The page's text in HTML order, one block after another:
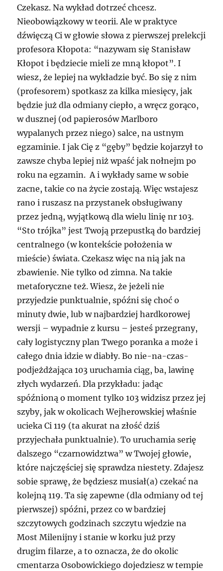
Czekasz. Na wykład dotrzeć chcesz.
Nieobowiązkowy w teorii. Ale w praktyce
dźwięczą Ci w głowie słowa z pierwszej prelekcji
profesora Kłopota: “nazywam się Stanisław
Kłopot i będziecie mieli ze mną kłopot”. I
wiesz, że lepiej na wykładzie być. Bo się z nim
(profesorem) spotkasz za kilka miesięcy, jak
będzie już dla odmiany ciepło, a wręcz gorąco,
w dusznej (od papierosów Marlboro
wypalanych przez niego) salce, na ustnym
egzaminie. I jak Cię z “gęby” będzie kojarzył to
zawsze chyba lepiej niż wpaść jak nołnejm po
roku na egzamin. A i wykłady same w sobie
zacne, takie co na życie zostają. Więc wstajesz
rano i ruszasz na przystanek obsługiwany
przez jedną, wyjątkową dla wielu linię nr 103.
“Sto trójka” jest Twoją przepustką do bardziej
centralnego (w kontekście położenia w
mieście) świata. Czekasz więc na nią jak na
zbawienie. Nie tylko od zimna. Na takie
metaforyczne też. Wiesz, że jeżeli nie
przyjedzie punktualnie, spóźni się choć o
minuty dwie, lub w najbardziej hardkorowej
wersji – wypadnie z kursu – jesteś przegrany,
cały logistyczny plan Twego poranka a może i
całego dnia idzie w diabły. Bo nie-na-czas-
podjeżdżająca 103 uruchamia ciąg, ba, lawinę
złych wydarzeń. Dla przykładu: jadąc
spóźnioną o moment tylko 103 widzisz przez jej
szyby, jak w okolicach Wejherowskiej właśnie
ucieka Ci 119 (ta akurat na złość dziś
przyjechała punktualnie). To uruchamia serię
dalszego “czarnowidztwa” w Twojej głowie,
które najczęściej się sprawdza niestety. Zdajesz
sobie sprawę, że będziesz musiał(a) czekać na
kolejną 119. Ta się zapewne (dla odmiany od tej
pierwszej) spóźni, przez co w bardziej
szczytowych godzinach szczytu wjedzie na
Most Milenijny i stanie w korku już przy
drugim filarze, a to oznacza, że do okolic
cmentarza Osobowickiego dojedziesz w tempie